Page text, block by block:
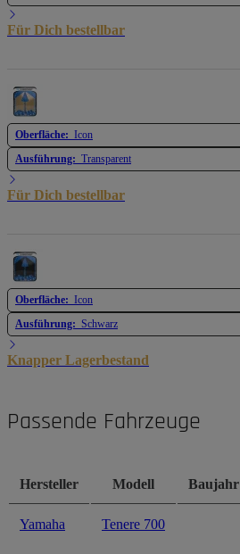
Für Dich bestellbar
Oberfläche: Icon
Ausführung: Transparent
Für Dich bestellbar
Oberfläche: Icon
Ausführung: Schwarz
Knapper Lagerbestand
Passende Fahrzeuge
Hersteller Modell Baujahr
Yamaha Tenere 700